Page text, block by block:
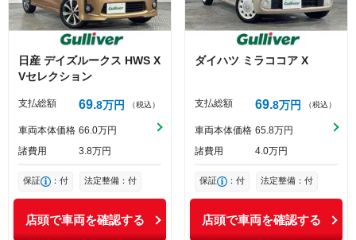
日産 デイズルークス HWS X
Vセレクション
支払総額 69 8万円 （税込）
車両本体価格 66 0万円
諸費用
3 8万円
保証 ：付 法定整備：付
店頭で車両を確認する
ダイハツ ミラココア X
支払総額 69 8万円 （税込）
車両本体価格 65 8万円
諸費用
4 0万円
保証 ：付 法定整備：付
店頭で車両を確認する